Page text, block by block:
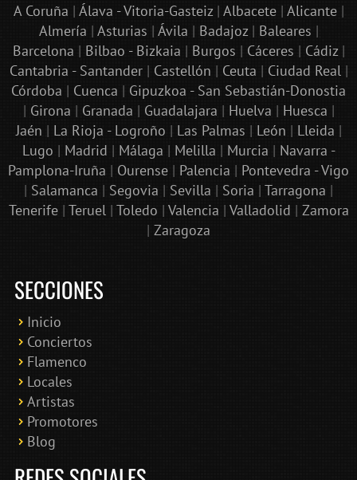
A Coruña | Álava - Vitoria-Gasteiz| Albacete| Alicante|
Almería | Asturias | Ávila | Badajoz| Baleares |
Barcelona | Bilbao - Bizkaia | Burgos | Cáceres | Cádiz|
Cantabria - Santander| Castellón | Ceuta | Ciudad Real|
Córdoba | Cuenca | Gipuzkoa - San Sebastián-Donostia
| Girona | Granada | Guadalajara | Huelva | Huesca |
Jaén | La Rioja - Logroño | Las Palmas | León | Lleida |
Lugo | Madrid | Málaga | Melilla | Murcia | Navarra -
Pamplona-Iruña | Ourense | Palencia | Pontevedra - Vigo
| Salamanca | Segovia | Sevilla | Soria | Tarragona |
Tenerife| Teruel| Toledo | Valencia | Valladolid | Zamora
| Zaragoza
SECCIONES
Inicio
Conciertos
Flamenco
Locales
Artistas
Promotores
Blog